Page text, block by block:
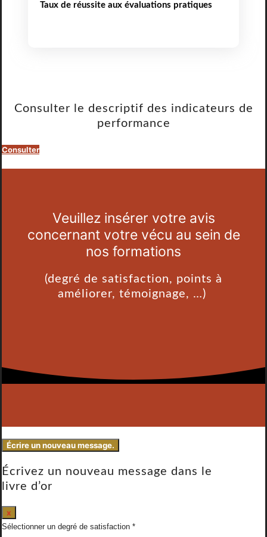
Taux de réussite aux évaluations pratiques
Consulter le descriptif des indicateurs de
performance
Consulter
Veuillez insérer votre avis
concernant votre vécu au sein de
nos formations
(degré de satisfaction, points à
améliorer, témoignage, …)
Écrivez un nouveau message dans le
livre d’or
x
ce
formulaire.
Sélectionner un degré de satisfaction